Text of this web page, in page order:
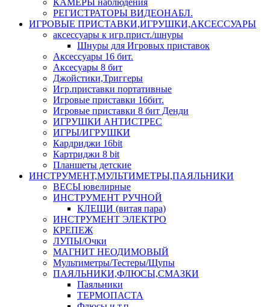
КАМЕРЫ наблюдения
РЕГИСТРАТОРЫ ВИДЕОНАБЛ.
ИГРОВЫЕ ПРИСТАВКИ,ИГРУШКИ,АКСЕССУАРЫ
аксесcуары к игр.прист./шнуры
Шнуры для Игровых приставок
Аксессуары 16 бит.
Аксесуары 8 бит
Джойстики,Триггеры
Игр.приставки портативные
Игровые приставки 16бит.
Игровые приставки 8 бит Денди
ИГРУШКИ АНТИСТРЕС
ИГРЫ/ИГРУШКИ
Кардриджи 16bit
Картриджи 8 bit
Планшеты детские
ИНСТРУМЕНТ,МУЛЬТИМЕТРЫ,ПАЯЛЬНИКИ
ВЕСЫ ювелирные
ИНСТРУМЕНТ РУЧНОЙ
КЛЕЩИ (витая пара)
ИНСТРУМЕНТ ЭЛЕКТРО
КРЕПЕЖ
ЛУПЫ/Очки
МАГНИТ НЕОДИМОВЫЙ
Мультиметры/Тестеры/Щупы
ПАЯЛЬНИКИ,ФЛЮСЫ,СМАЗКИ
Паяльники
ТЕРМОПАСТА